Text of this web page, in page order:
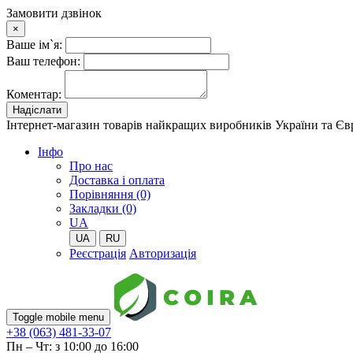
Замовити дзвінок
×
Ваше ім`я:
Ваш телефон:
Коментар:
Надіслати
Інтернет-магазин товарів найкращих виробників України та
Iнфо
Про нас
Доставка і оплата
Порівняння (0)
Закладки (0)
UA
UA RU
Реєстрація Авторизація
Toggle mobile menu
+38 (063) 481-33-07
Пн – Чт: з 10:00 до 16:00